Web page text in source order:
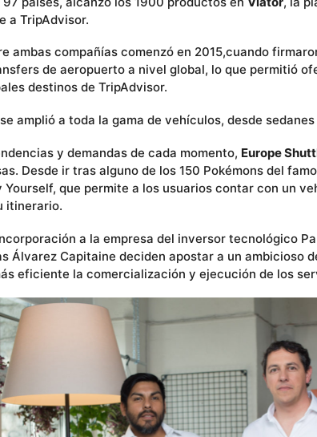
a TripAdvisor.
ambas compañías comenzó en 2015,cuando
de aeropuerto a nivel global, lo que permitió
destinos de TripAdvisor.
amplió a toda la gama de vehículos, desde
y demandas de cada momento, Europe
Desde ir tras alguno de los 150 Pokémons del
que permite a los usuarios contar con un
itinerario.
a la empresa del inversor tecnológico
Álvarez Capitaine deciden apostar a un ambicioso
eficiente la comercialización y ejecución de los